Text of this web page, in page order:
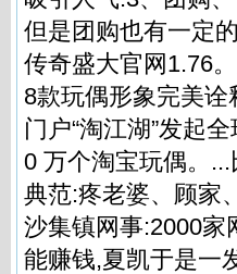
但是团购也有一定
传奇盛大官网1.76
8款玩偶形象完美诠
门户“淘江湖”发起
0 万个淘宝玩偶。...
典范:疼老婆、顾家
沙集镇网事:2000家
能赚钱,夏凯于是一